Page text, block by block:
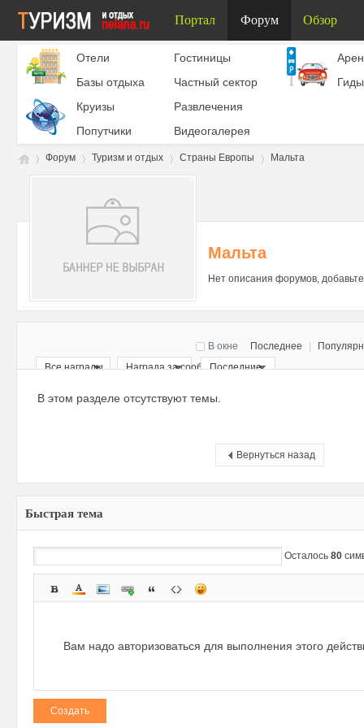
Портал Форум Обзор
Отели
Гостиницы
Базы отдыха
Частный сектор
Гиды
Круизы
Развлечения
Попутчики
Видеогалерея
Форум Туризм и отдых Страны Европы Мальта
Мальта
Нет описания форумов,
Последнее
В окне
Все награды
Награда за сообщениеПоследние
В этом разделе отсутствуют темы.
Вернуться назад
Быстрая тема
Осталось 80
Вам надо авторизоваться для выполнения этого
Создать